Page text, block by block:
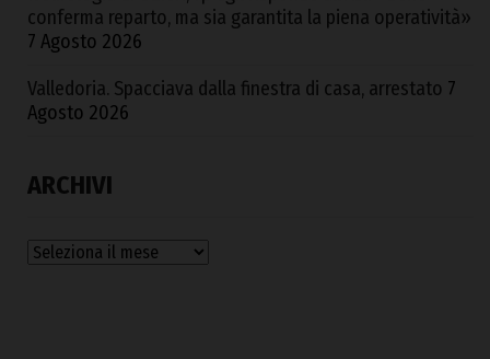
conferma reparto, ma sia garantita la piena operatività»
7 Agosto 2026
Valledoria. Spacciava dalla finestra di casa, arrestato 7
Agosto 2026
ARCHIVI
Archivi